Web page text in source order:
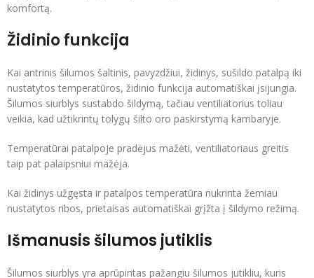
komfortą.
Židinio funkcija
Kai antrinis šilumos šaltinis, pavyzdžiui, židinys, sušildo patalpą iki
nustatytos temperatūros, židinio funkcija automatiškai įsijungia.
Šilumos siurblys sustabdo šildymą, tačiau ventiliatorius toliau
veikia, kad užtikrintų tolygų šilto oro paskirstymą kambaryje.
Temperatūrai patalpoje pradėjus mažėti, ventiliatoriaus greitis
taip pat palaipsniui mažėja.
Kai židinys užgęsta ir patalpos temperatūra nukrinta žemiau
nustatytos ribos, prietaisas automatiškai grįžta į šildymo režimą.
Išmanusis šilumos jutiklis
Šilumos siurblys yra aprūpintas pažangiu šilumos jutikliu, kuris